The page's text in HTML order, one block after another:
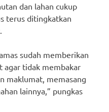
dan lahan cukup
terus ditingkatkan
sudah memberikan
agar tidak membakar
maklumat, memasang
lainnya,” pungkas